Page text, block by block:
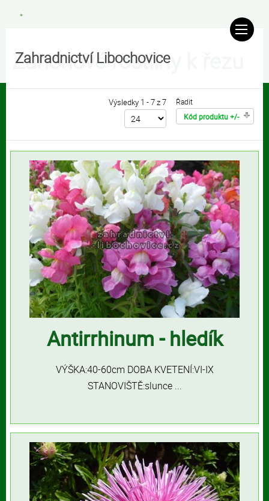
Zahradnictví Libochovice
Záhonové rostliny k řezu
Řadit
Kód produktu +/-
Výsledky 1 - 7 z 7
Antirrhinum - hledík
VÝŠKA:40-60cm DOBA KVETENÍ:VI-IX
STANOVIŠTĚ:slunce ...